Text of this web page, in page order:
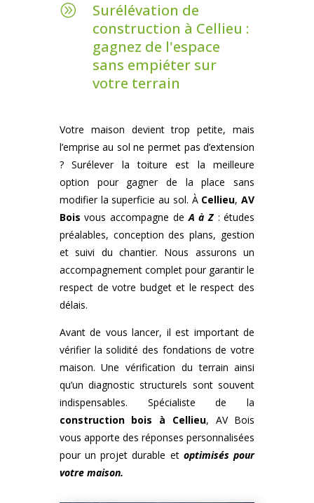
A
Surélévation de
construction à Cellieu :
gagnez de l'espace
sans empiéter sur
votre terrain
Votre maison devient trop petite, mais
l’emprise au sol ne permet pas d’extension
? Surélever la toiture est la meilleure
option pour gagner de la place sans
modifier la superficie au sol. À Cellieu,AV
Bois vous accompagne deA à Z: études
préalables, conception des plans, gestion
et suivi du chantier. Nous assurons un
accompagnement complet pour garantir le
respect de votre budget et le respect des
délais.
Avant de vous lancer, il est important de
vérifier la solidité des fondations de votre
maison. Une vérification du terrain ainsi
qu’un diagnostic structurels sont souvent
indispensables. Spécialiste de la
construction bois
à Cellieu, AV Bois
vous apporte des réponses personnalisées
pour un projet durable et optimisés pour
votre maison.